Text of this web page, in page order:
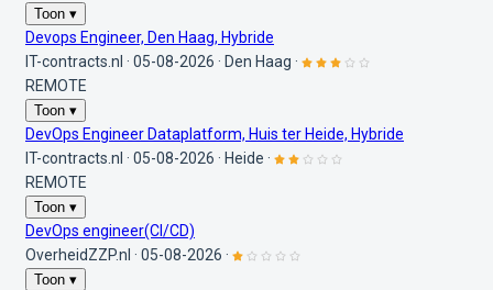
Toon ▾
Devops Engineer, Den Haag, Hybride
IT-contracts.nl · 05-08-2026 · Den Haag ·
REMOTE
Toon ▾
DevOps Engineer Dataplatform, Huis ter Heide, Hybride
IT-contracts.nl · 05-08-2026 · Heide ·
REMOTE
Toon ▾
DevOps engineer(CI/CD)
OverheidZZP.nl · 05-08-2026 ·
Toon ▾